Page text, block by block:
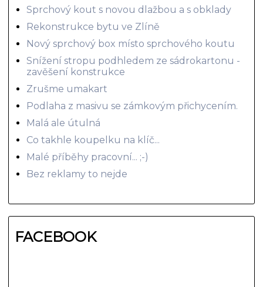
Sprchový kout s novou dlažbou a s obklady
Rekonstrukce bytu ve Zlíně
Nový sprchový box místo sprchového koutu
Snížení stropu podhledem ze sádrokartonu -
zavěšení konstrukce
Zrušme umakart
Podlaha z masivu se zámkovým přichycením.
Malá ale útulná
Co takhle koupelku na klíč...
Malé příběhy pracovní... ;-)
Bez reklamy to nejde
FACEBOOK